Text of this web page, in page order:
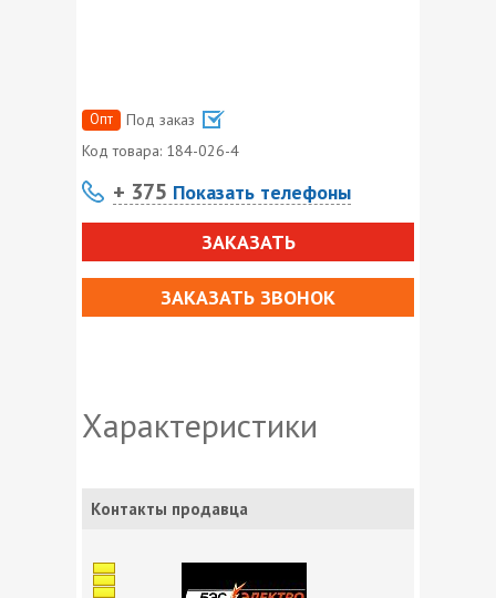
Опт
Под заказ
Код товара: 184-026-4
+ 375 Показать телефоны
ЗАКАЗАТЬ
ЗАКАЗАТЬ ЗВОНОК
Характеристики
Контакты продавца